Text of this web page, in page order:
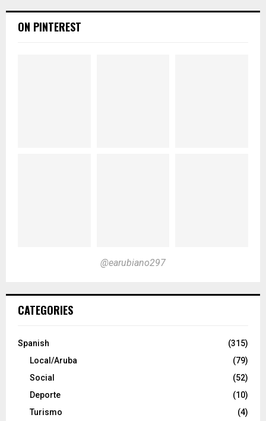
ON PINTEREST
@earubiano297
CATEGORIES
Spanish
(315)
Local/Aruba
(79)
Social
(52)
Deporte
(10)
Turismo
(4)